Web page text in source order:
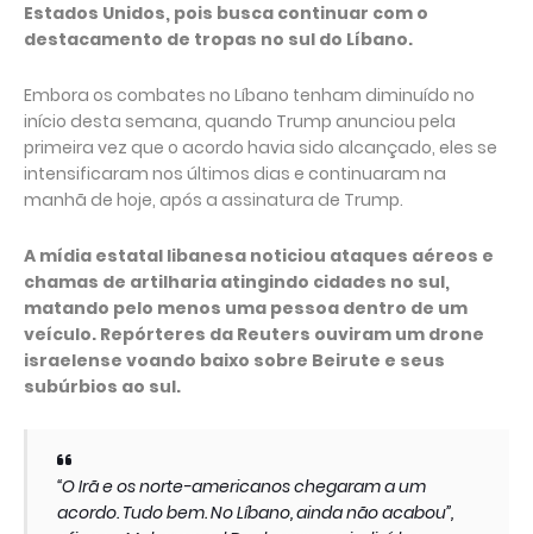
Estados Unidos, pois busca continuar com o
destacamento de tropas no sul do Líbano.
Embora os combates no Líbano tenham diminuído no
início desta semana, quando Trump anunciou pela
primeira vez que o acordo havia sido alcançado, eles se
intensificaram nos últimos dias e continuaram na
manhã de hoje, após a assinatura de Trump.
A mídia estatal libanesa noticiou ataques aéreos e
chamas de artilharia atingindo cidades no sul,
matando pelo menos uma pessoa dentro de um
veículo. Repórteres da Reuters ouviram um drone
israelense voando baixo sobre Beirute e seus
subúrbios ao sul.
“O Irã e os norte-americanos chegaram a um
acordo. Tudo bem. No Líbano, ainda não acabou”,